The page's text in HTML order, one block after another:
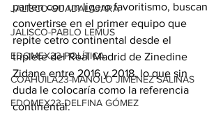
JALISCO-GUADALAJARA
JALISCO-PABLO LEMUS
EDOMEX23-POLÍTICA
COAHUILA23-MANOLO JIMÉNEZ SALINAS
EDOMEX23-DELFINA GÓMEZ
parten con un ligero favoritismo, buscan
convertirse en el primer equipo que
repite cetro continental desde el
triplete del Real Madrid de Zinedine
Zidane entre 2016 y 2018, lo que sin
duda le colocaría como la referencia
continental.